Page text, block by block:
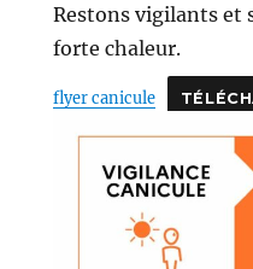
Restons vigilants et
forte chaleur.
flyer canicule